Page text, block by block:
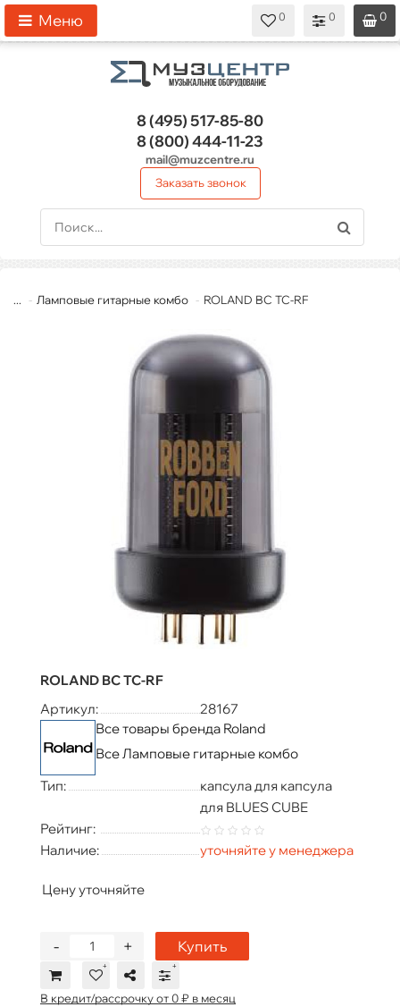
0
0
0
Меню
8 (495)517-85-80
8 (800)444-11-23
mail@muzcentre.ru
Заказать звонок
... Ламповые гитарные комбо ROLAND BC TC-RF
ROLAND BC TC-RF
Артикул:
28167
Все товары бренда Roland
Все Ламповые гитарные комбо
Тип:
капсула для капсула
для BLUES CUBE
Рейтинг:
Наличие:
уточняйте у менеджера
Цену уточняйте
+
- Купить
В кредит/рассрочку от 0 ₽ в месяц